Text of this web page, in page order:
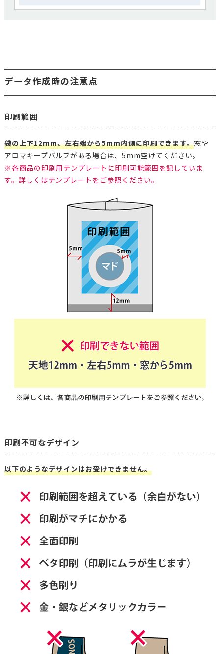
データ作成時の注意点
印刷範囲
袋の上下12mm、左右端から5mm内側に印刷できます。窓や
アロマキープバルブがある場合は、5mm空けてください。
※各商品の印刷用テンプレートに印刷可能範囲を記していま
す。詳しくはテンプレートをご参照ください。
印刷不可なデザイン
以下のようなデザインはお受けできません。